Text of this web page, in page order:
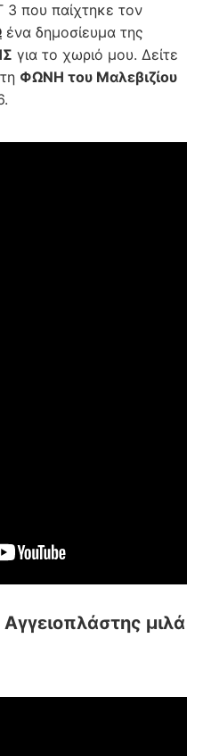
που παίχτηκε τον
ένα δημοσίευμα της
για το χωριό μου. Δείτε
ΦΩΝΗ του Μαλεβιζίου
μιλά